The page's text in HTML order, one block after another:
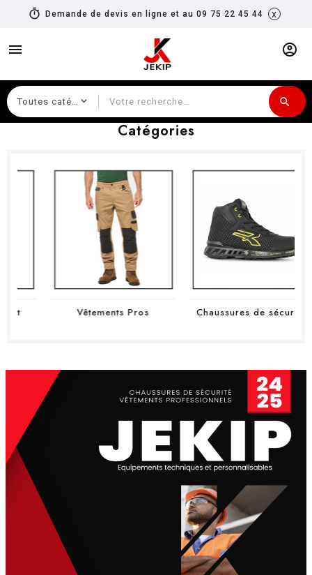
timer Demande de devis en ligne et au 09 75 22 45 44 x
menu account_circle
search
Catégories
Vêtements Pros Chaussures de sécurité